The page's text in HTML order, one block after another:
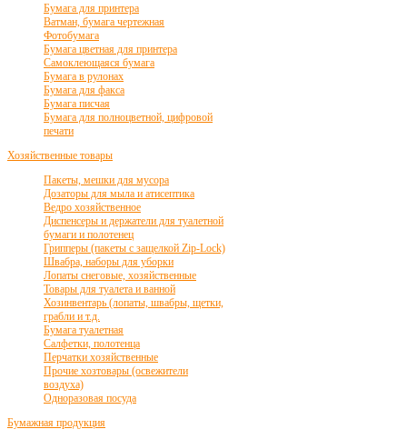
Бумага для принтера
Ватман, бумага чертежная
Фотобумага
Бумага цветная для принтера
Самоклеющаяся бумага
Бумага в рулонах
Бумага для факса
Бумага писчая
Бумага для полноцветной, цифровой
печати
Хозяйственные товары
Пакеты, мешки для мусора
Дозаторы для мыла и атисептика
Ведро хозяйственное
Диспенсеры и держатели для туалетной
бумаги и полотенец
Грипперы (пакеты с защелкой Zip-Lock)
Швабра, наборы для уборки
Лопаты снеговые, хозяйственные
Товары для туалета и ванной
Хозинвентарь (лопаты, швабры, щетки,
грабли и т.д.
Бумага туалетная
Салфетки, полотенца
Перчатки хозяйственные
Прочие хозтовары (освежители
воздуха)
Одноразовая посуда
Бумажная продукция